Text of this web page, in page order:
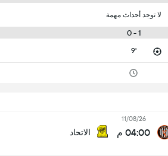
لا توجد أحداث مهمة
1 - 0
9'
11/08/26
04:00 م الاتحاد